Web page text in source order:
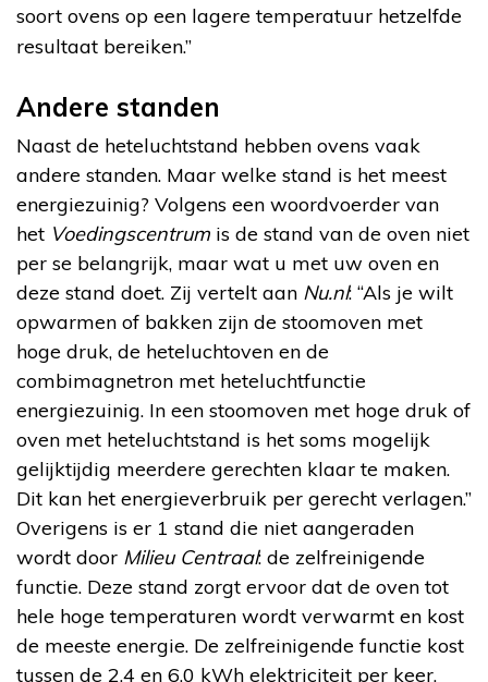
soort ovens op een lagere temperatuur hetzelfde
resultaat bereiken.”
Andere standen
Naast de heteluchtstand hebben ovens vaak
andere standen. Maar welke stand is het meest
energiezuinig? Volgens een woordvoerder van
het Voedingscentrum is de stand van de oven niet
per se belangrijk, maar wat u met uw oven en
deze stand doet. Zij vertelt aan Nu.nl: “Als je wilt
opwarmen of bakken zijn de stoomoven met
hoge druk, de heteluchtoven en de
combimagnetron met heteluchtfunctie
energiezuinig. In een stoomoven met hoge druk of
oven met heteluchtstand is het soms mogelijk
gelijktijdig meerdere gerechten klaar te maken.
Dit kan het energieverbruik per gerecht verlagen.”
Overigens is er 1 stand die niet aangeraden
wordt door Milieu Centraal: de zelfreinigende
functie. Deze stand zorgt ervoor dat de oven tot
hele hoge temperaturen wordt verwarmt en kost
de meeste energie. De zelfreinigende functie kost
tussen de 2,4 en 6,0 kWh elektriciteit per keer.